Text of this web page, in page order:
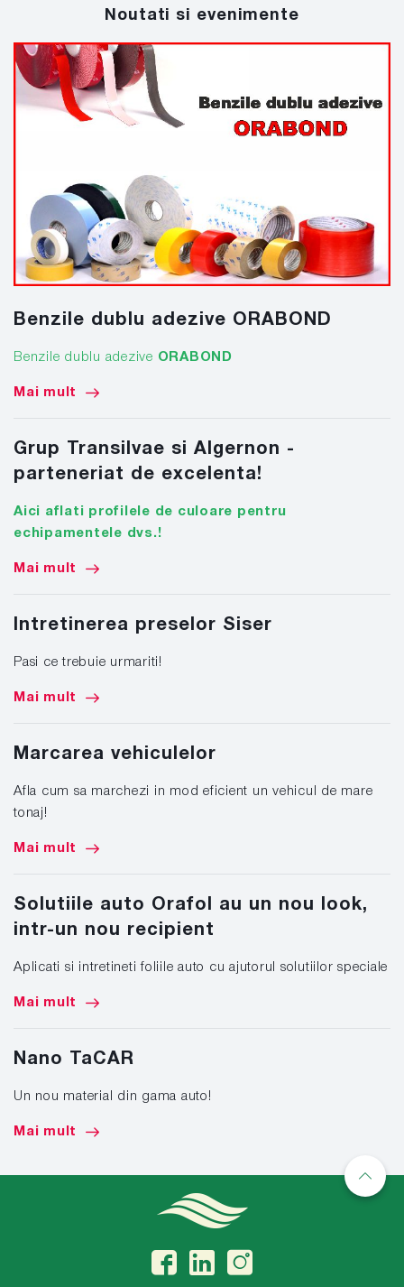
Noutati si evenimente
Benzile dublu adezive ORABOND
Benzile dublu adezive ORABOND
Mai mult
Grup Transilvae si Algernon -
parteneriat de excelenta!
Aici aflati profilele de culoare pentru
echipamentele dvs.!
Mai mult
Intretinerea preselor Siser
Pasi ce trebuie urmariti!
Mai mult
Marcarea vehiculelor
Afla cum sa marchezi in mod eficient un vehicul de mare
tonaj!
Mai mult
Solutiile auto Orafol au un nou look,
intr-un nou recipient
Aplicati si intretineti foliile auto cu ajutorul solutiilor speciale
Mai mult
Nano TaCAR
Un nou material din gama auto!
Mai mult